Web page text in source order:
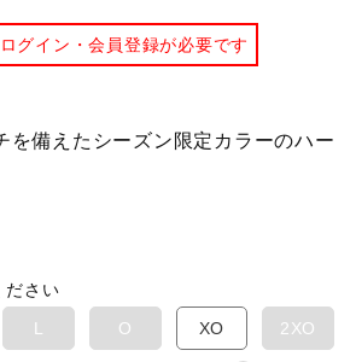
ン
ル
グイン・会員登録が必要です
を備えたシーズン限定カラーのハー
ださい
L O XO 2XO